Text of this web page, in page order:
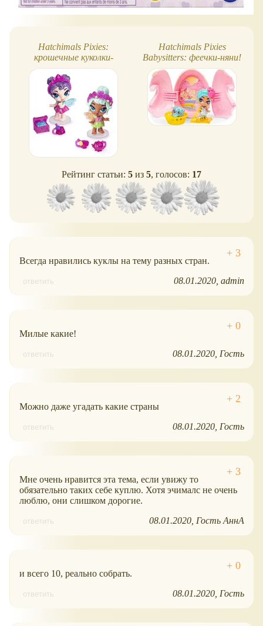
Hatchimals Pixies:
крошечные куколки-
сюрпризы!
Hatchimals Pixies
Babysitters: феечки-няни!
Рейтинг статьи: 5 из 5, голосов: 17
Всегда нравились куклы на тему разных стран.
ответить 08.01.2020 admin
Милые какие!
ответить 08.01.2020 Гость
Можно даже угадать какие страны
ответить 08.01.2020 Гость
Мне очень нравится эта тема, если увижу то
обязательно таких себе куплю. Хотя эчималс не очень
люблю, они слишком дорогие.
ответить 08.01.2020 Гость АннА
и всего 10, реально собрать.
ответить 08.01.2020 Гость